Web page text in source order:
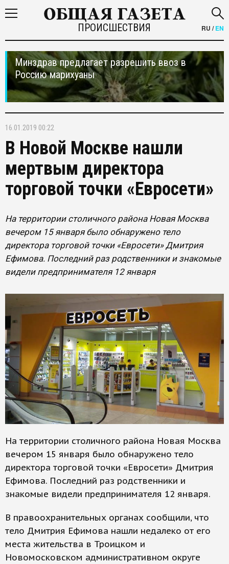
ПРОИСШЕСТВИЯ RU /EN
Минздрав предлагает разрешить ввоз в
Россию марихуаны
16.01.2019 00:22
В Новой Москве нашли
мертвым директора
торговой точки «Евросети»
На территории столичного района Новая Москва
вечером 15 января было обнаружено тело
директора торговой точки «Евросети» Дмитрия
Ефимова. Последний раз родственники и знакомые
видели предпринимателя 12 января
На территории столичного района Новая Москва
вечером 15 января было обнаружено тело
директора торговой точки «Евросети» Дмитрия
Ефимова. Последний раз родственники и
знакомые видели предпринимателя 12 января.
В правоохранительных органах сообщили, что
тело Дмитрия Ефимова нашли недалеко от его
места жительства в Троицком и
Новомосковском административном округе